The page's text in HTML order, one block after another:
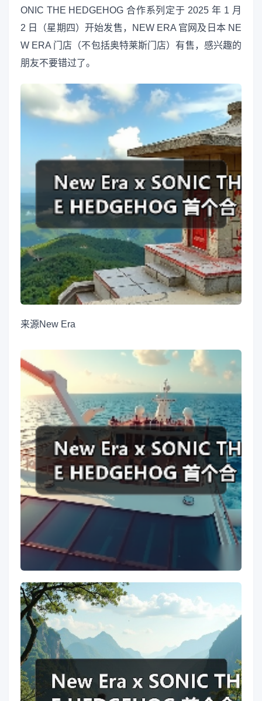
ONIC THE HEDGEHOG 合作系列定于 2025 年 1 月
2 日（星期四）开始发售，NEW ERA 官网及日本 NE
W ERA 门店（不包括奥特莱斯门店）有售，感兴趣的
朋友不要错过了。
来源New Era